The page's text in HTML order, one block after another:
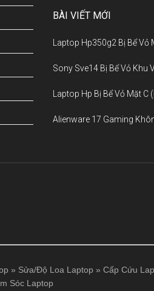
BÀI VIẾT MỚI
Laptop Hp350g2 Bị Bể
Sony Sve14 Bị Bể Vỏ Khu
Laptop Hp Bị Bể Vỏ Mặt
Alienware 17 Gaming
» Sửa/Độ Loa Laptop » Cấp Cứu
Sóc Laptop